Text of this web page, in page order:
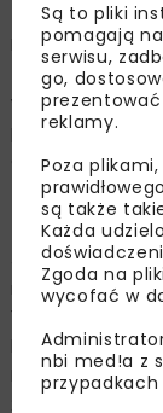
dni.
Reklamacje
fizycznych
wydania, e-
produktu z
obniżenia
Pomoc i
Jeśli chcesz
rozwiązywania
konsumentów,
Handlowej,
Są to pliki
pomagają
serwisu,
go,
reklamy.
Poza
są także
Każda
Zgoda na
wycofać w
nbi med!a z
przypadkach